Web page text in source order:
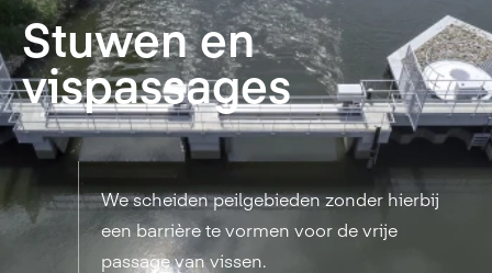
Stuwen en
vispassages
We scheiden peilgebieden zonder hierbij
een barrière te vormen voor de vrije
passage van vissen.